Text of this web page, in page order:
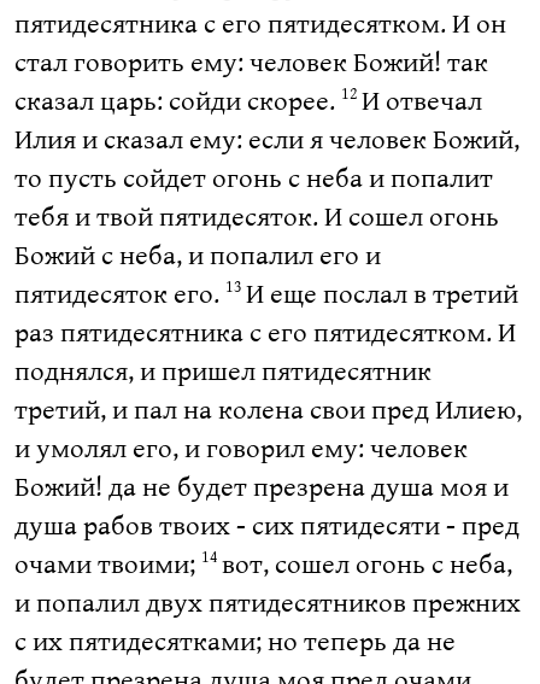
пятидесятника с его пятидесятком. И он
стал говорить ему: человек Божий! так
сказал царь: сойди скорее. 12 И отвечал
Илия и сказал ему: если я человек Божий,
то пусть сойдет огонь с неба и попалит
тебя и твой пятидесяток. И сошел огонь
Божий с неба, и попалил его и
пятидесяток его. 13 И еще послал в третий
раз пятидесятника с его пятидесятком. И
поднялся, и пришел пятидесятник
третий, и пал на колена свои пред Илиею,
и умолял его, и говорил ему: человек
Божий! да не будет презрена душа моя и
душа рабов твоих - сих пятидесяти - пред
очами твоими; 14 вот, сошел огонь с неба,
и попалил двух пятидесятников прежних
с их пятидесятками; но теперь да не